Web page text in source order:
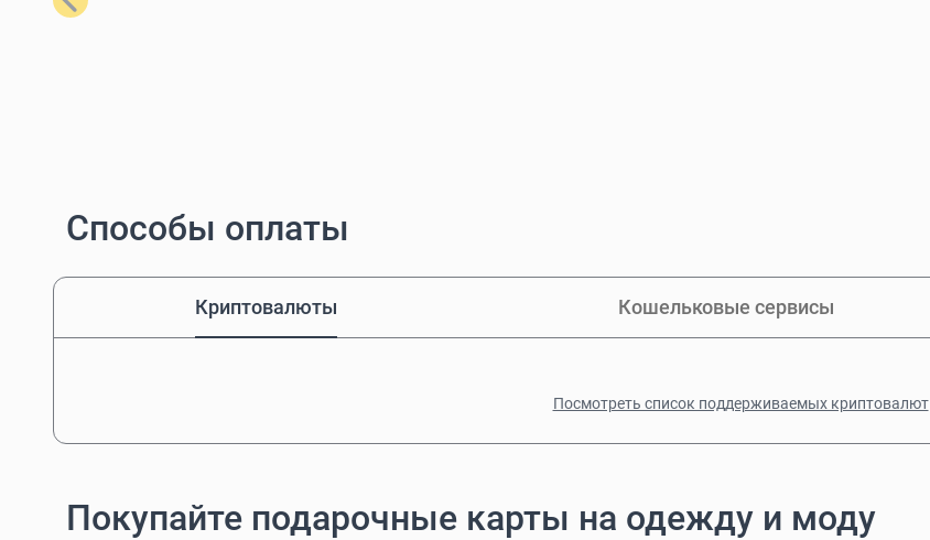
Назад
Способы оплаты
Криптовалюты Кошельковые сервисы
Посмотреть список поддерживаемых криптовалют
Покупайте подарочные карты на одежду и моду